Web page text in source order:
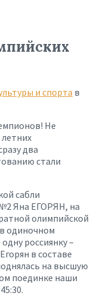
и спорта в
Не
два
стали
сабли
Яна ЕГОРЯН, на
олимпийской
одиночном
россиянку –
в составе
на высшую
поединке наши